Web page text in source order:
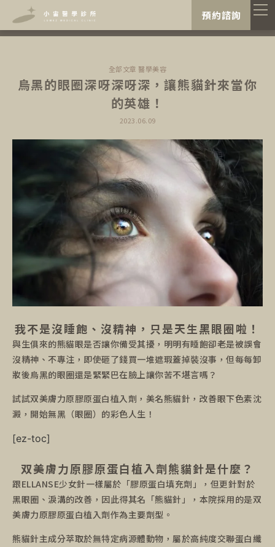
預約諮詢
全部文章 醫學美容
烏黑的眼圈深呀深呀深，讓熊貓針來當你
的英雄！
2023.06.09
我不是沒睡飽、沒精神，只是天生黑眼圈啦！
與生俱來的熊貓眼是否讓你備受其擾，明明有睡飽卻老是被誤會
沒精神、不專注，即使砸了錢買一堆遮瑕蓋掉裝沒事，但每每卸
妝後烏黑的眼圈還是緊緊巴在臉上讓你苦不堪言嗎？
試試双美膚力原膠原蛋白植入劑，美名熊貓針，改善眼下色素沈
澱，開始無黑（眼圈）的彩色人生！
[ez-toc]
双美膚力原膠原蛋白植入劑熊貓針是什麼？
跟ELLANSE少女針一樣屬於「膠原蛋白填充劑」，但更針對於
黑眼圈、淚溝的改善，因此得其名「熊貓針」，本院採用的是双
美膚力原膠原蛋白植入劑作為主要劑型。
熊貓針主成分萃取於無特定病源體動物，屬於高純度交聯蛋白纖